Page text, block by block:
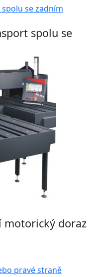
spolu se
motorický doraz